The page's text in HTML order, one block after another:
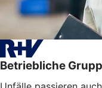
Betriebliche